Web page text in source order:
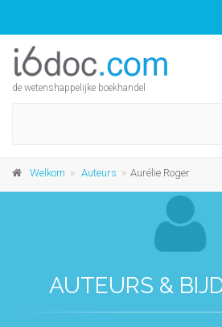
de wetenshappelijke boekhandel
Welkom Auteurs Aurélie Roger
AUTEURS &